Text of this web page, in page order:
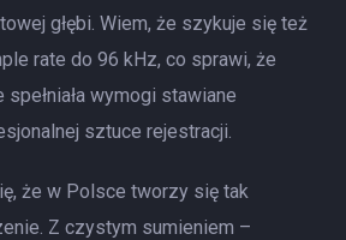
głębi. Wiem, że szykuje się też
rate do 96 kHz, co sprawi, że
wymogi stawiane
sztuce rejestracji.
że w Polsce tworzy się tak
Z czystym sumieniem –